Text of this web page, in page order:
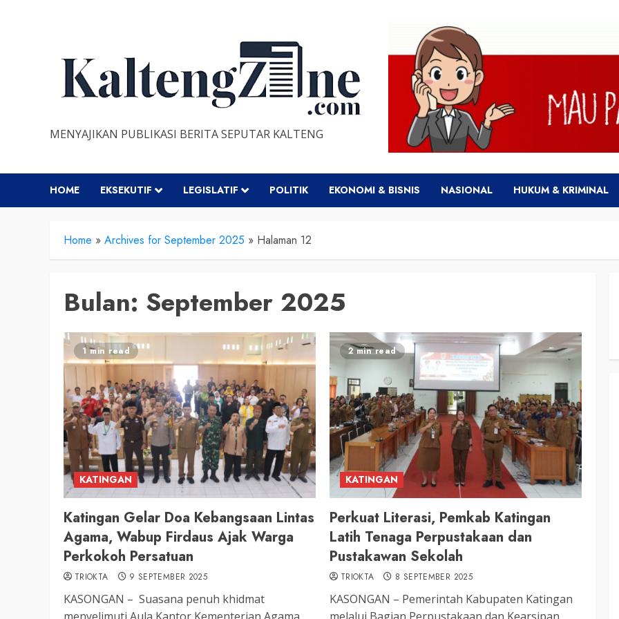
MENYAJIKAN PUBLIKASI BERITA SEPUTAR KALTENG
HOME EKSEKUTIF LEGISLATIF POLITIK EKONOMI & BISNIS NASIONAL HUKUM & KRIMINAL
Home » Archives for September 2025 » Halaman 12
Bulan: September 2025
1 min read
KATINGAN
Katingan Gelar Doa Kebangsaan Lintas
Agama, Wabup Firdaus Ajak Warga
Perkokoh Persatuan
TRIOKTA 9 SEPTEMBER 2025
KASONGAN – Suasana penuh khidmat
2 min read
KATINGAN
Perkuat Literasi, Pemkab Katingan
Latih Tenaga Perpustakaan dan
Pustakawan Sekolah
TRIOKTA 8 SEPTEMBER 2025
KASONGAN – Pemerintah Kabupaten Katingan